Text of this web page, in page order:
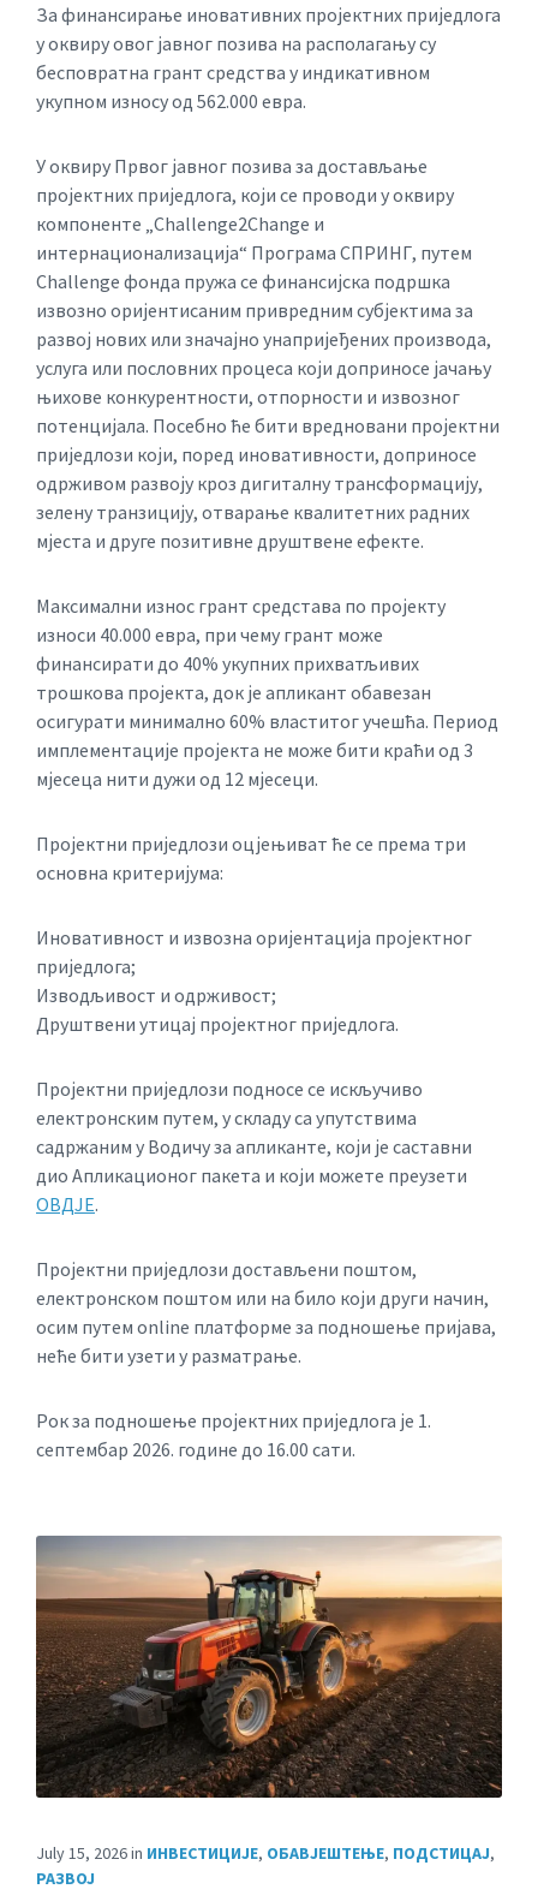
За финансирање иновативних пројектних приједлога
у оквиру овог јавног позива на располагању су
бесповратна грант средства у индикативном
укупном износу од 562.000 евра.
У оквиру Првог јавног позива за достављање
пројектних приједлога, који се проводи у оквиру
компоненте „Challenge2Change и
интернационализација“ Програма СПРИНГ, путем
Challenge фонда пружа се финансијска подршка
извозно оријентисаним привредним субјектима за
развој нових или значајно унапријеђених производа,
услуга или пословних процеса који доприносе јачању
њихове конкурентности, отпорности и извозног
потенцијала. Посебно ће бити вредновани пројектни
приједлози који, поред иновативности, доприносе
одрживом развоју кроз дигиталну трансформацију,
зелену транзицију, отварање квалитетних радних
мјеста и друге позитивне друштвене ефекте.
Максимални износ грант средстава по пројекту
износи 40.000 евра, при чему грант може
финансирати до 40% укупних прихватљивих
трошкова пројекта, док је апликант обавезан
осигурати минимално 60% властитог учешћа. Период
имплементације пројекта не може бити краћи од 3
мјесеца нити дужи од 12 мјесеци.
Пројектни приједлози оцјењиват ће се према три
основна критеријума:
Иновативност и извозна оријентација пројектног
приједлога;
Изводљивост и одрживост;
Друштвени утицај пројектног приједлога.
Пројектни приједлози подносе се искључиво
електронским путем, у складу са упутствима
садржаним у Водичу за апликанте, који је саставни
дио Апликационог пакета и који можете преузети
ОВД‌ЈЕ.
Пројектни приједлози достављени поштом,
електронском поштом или на било који други начин,
осим путем online платформе за подношење пријава,
неће бити узети у разматрање.
Рок за подношење пројектних приједлога је 1.
септембар 2026. године до 16.00 сати.
July 15, 2026in ИНВЕСТИЦИЈЕ, ОБАВЈЕШТЕЊЕ, ПОДСТИЦАЈ,
РАЗВОЈ